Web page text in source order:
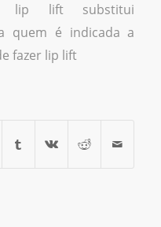
lip lift substitui
quem é indicada a
fazer lip lift